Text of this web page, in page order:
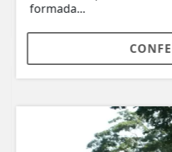
formada...